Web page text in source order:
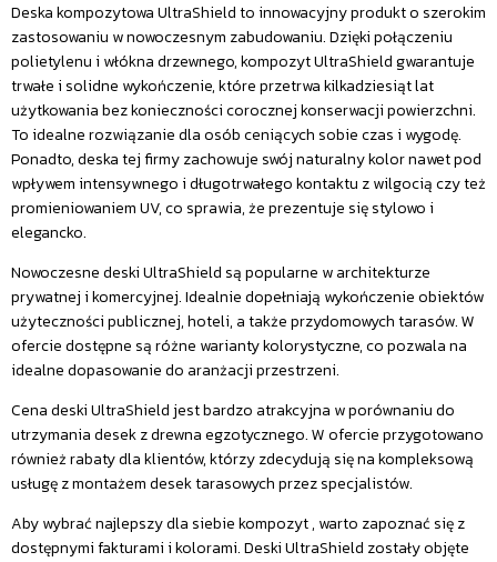
Deska kompozytowa UltraShield to innowacyjny produkt o szerokim
zastosowaniu w nowoczesnym zabudowaniu. Dzięki połączeniu
polietylenu i włókna drzewnego, kompozyt UltraShield gwarantuje
trwałe i solidne wykończenie, które przetrwa kilkadziesiąt lat
użytkowania bez konieczności corocznej konserwacji powierzchni.
To idealne rozwiązanie dla osób ceniących sobie czas i wygodę.
Ponadto, deska tej firmy zachowuje swój naturalny kolor nawet pod
wpływem intensywnego i długotrwałego kontaktu z wilgocią czy też
promieniowaniem UV, co sprawia, że prezentuje się stylowo i
elegancko.
Nowoczesne deski UltraShield są popularne w architekturze
prywatnej i komercyjnej. Idealnie dopełniają wykończenie obiektów
użyteczności publicznej, hoteli, a także przydomowych tarasów. W
ofercie dostępne są różne warianty kolorystyczne, co pozwala na
idealne dopasowanie do aranżacji przestrzeni.
Cena deski UltraShield jest bardzo atrakcyjna w porównaniu do
utrzymania desek z drewna egzotycznego. W ofercie przygotowano
również rabaty dla klientów, którzy zdecydują się na kompleksową
usługę z montażem desek tarasowych przez specjalistów.
Aby wybrać najlepszy dla siebie kompozyt , warto zapoznać się z
dostępnymi fakturami i kolorami. Deski UltraShield zostały objęte